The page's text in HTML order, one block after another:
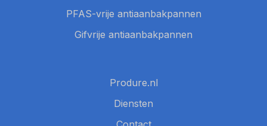
PFAS-vrije antiaanbakpannen
Gifvrije antiaanbakpannen
Produre.nl
Diensten